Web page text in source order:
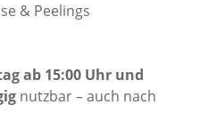
& Peelings
ab 15:00 Uhr und
nutzbar – auch nach